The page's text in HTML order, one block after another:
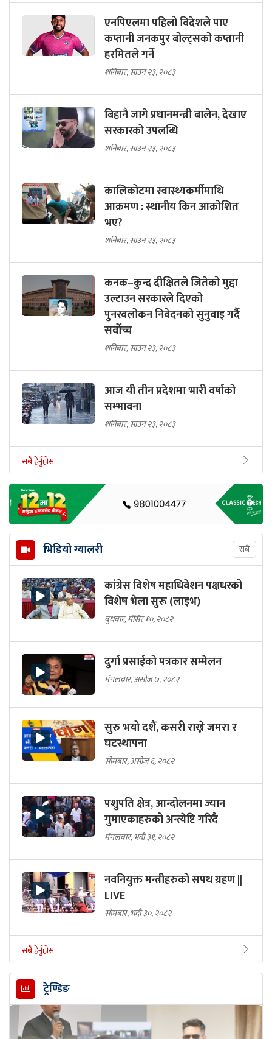
एनपिएलमा पहिलो विदेशले पाए
कप्तानी जनकपुर बोल्ट्सको कप्तानी
हरमितले गर्ने
शनिबार, साउन २३, २०८३
बिहानै जागे प्रधानमन्त्री बालेन, देखाए
सरकारकाे उपलब्धि
शनिबार, साउन २३, २०८३
कालिकोटमा स्वास्थ्यकर्मीमाथि
आक्रमण : स्थानीय किन आक्रोशित
भए?
शनिबार, साउन २३, २०८३
कनक–कुन्द दीक्षितले जितेको मुद्दा
उल्टाउन सरकारले दिएको
पुनरवलोकन निवेदनको सुनुवाइ गर्दै
सर्वोच्च
शनिबार, साउन २३, २०८३
आज यी तीन प्रदेशमा भारी वर्षाको
सम्भावना
शनिबार, साउन २३, २०८३
सबै हेर्नुहोस
भिडियो ग्यालरी सबै
कांग्रेस विशेष महाधिवेशन पक्षधरको
विशेष भेला सुरू (लाइभ)
बुधबार, मंसिर १०, २०८२
दुर्गा प्रसाईको पत्रकार सम्मेलन
मंगलबार, असोज ७, २०८२
सुरु भयो दशैं, कसरी राख्ने जमरा र
घटस्थापना
सोमबार, असोज ६, २०८२
पशुपति क्षेत्र, आन्दोलनमा ज्यान
गुमाएकाहरुको अन्त्येष्टि गरिदै
मंगलबार, भदौ ३१, २०८२
नवनियुक्त मन्त्रीहरुको सपथ ग्रहण ||
LIVE
सोमबार, भदौ ३०, २०८२
सबै हेर्नुहोस
ट्रेण्डिङ